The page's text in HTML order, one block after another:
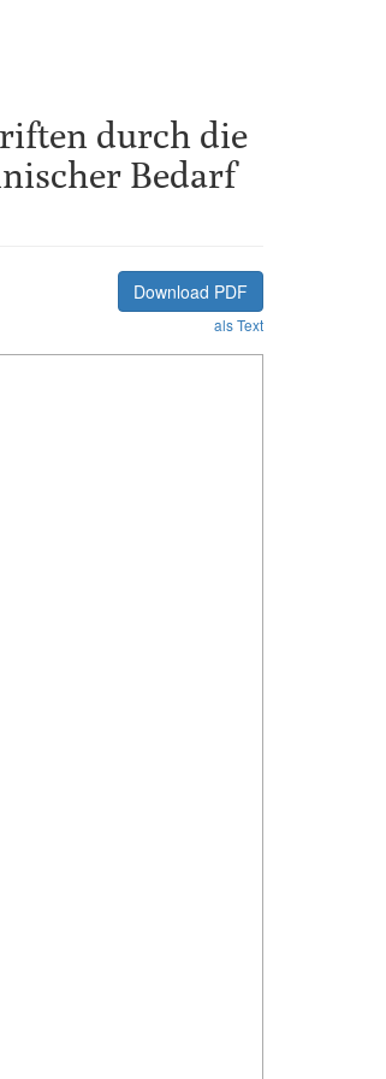
durch die
Bedarf
Download PDF
als Text